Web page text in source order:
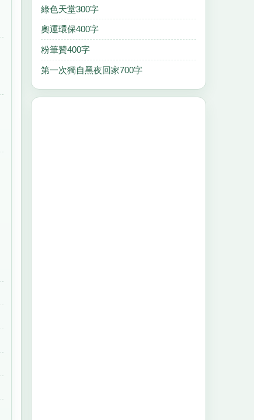
綠色天堂300字
奧運環保400字
粉筆贊400字
第一次獨自黑夜回家700字